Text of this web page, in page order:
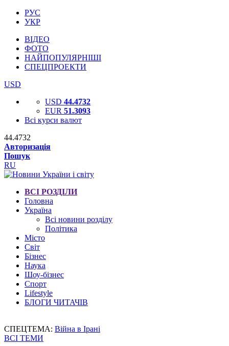
РУС
УКР
ВІДЕО
ФОТО
НАЙПОПУЛЯРНІШІ
СПЕЦПРОЕКТИ
USD
USD 44.4732
EUR 51.3093
Всі курси валют
44.4732
Авторизація
Пошук
RU
ВСІ РОЗДІЛИ
Головна
Україна
Всі новини розділу
Політика
Місто
Світ
Бізнес
Наука
Шоу-бізнес
Спорт
Lifestyle
БЛОГИ ЧИТАЧІВ
СПЕЦТЕМА: Війна в Ірані
ВСІ ТЕМИ